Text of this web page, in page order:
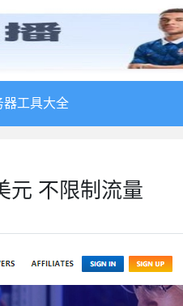
器工具大全
元 不限制流量